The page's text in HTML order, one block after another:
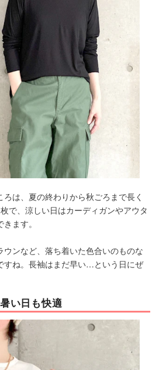
は、夏の終わりから秋ごろまで長く
で、涼しい日はカーディガンやアウタ
ます。
ンなど、落ち着いた色合いのものな
すね。長袖はまだ早い…という日にぜ
い日も快適